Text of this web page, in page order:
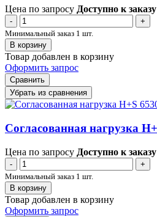
Цена по запросу Доступно к заказу
-
+
Минимальный заказ 1 шт.
В корзину
Товар добавлен в корзину
Оформить запрос
Сравнить
Убрать из сравнения
Согласованная нагрузка
Цена по запросу Доступно к заказу
-
+
Минимальный заказ 1 шт.
В корзину
Товар добавлен в корзину
Оформить запрос